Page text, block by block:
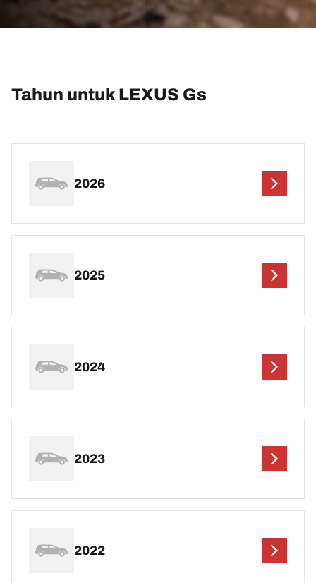
Tahun untuk LEXUS Gs
2026
2025
2024
2023
2022